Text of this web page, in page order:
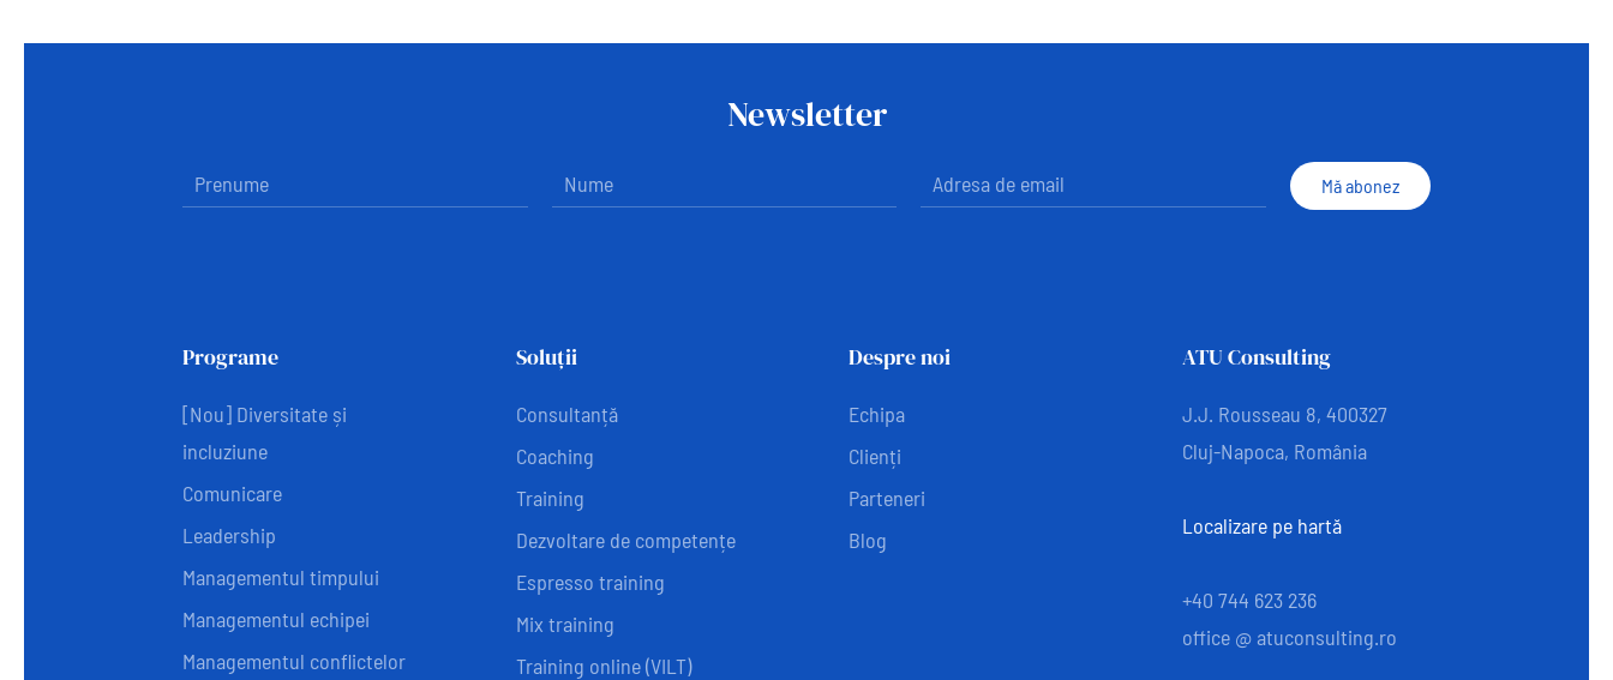
Newsletter
Mă abonez
Programe
[Nou] Diversitate și
incluziune
Comunicare
Leadership
Managementul timpului
Managementul echipei
Managementul conflictelor
Soluții
Consultanță
Coaching
Training
Dezvoltare de competențe
Espresso training
Mix training
Training online (VILT)
Despre noi
Echipa
Clienți
Parteneri
Blog
ATU Consulting
J.J. Rousseau 8, 400327
Cluj-Napoca, România
Localizare pe hartă
+40 744 623 236
office @ atuconsulting.ro